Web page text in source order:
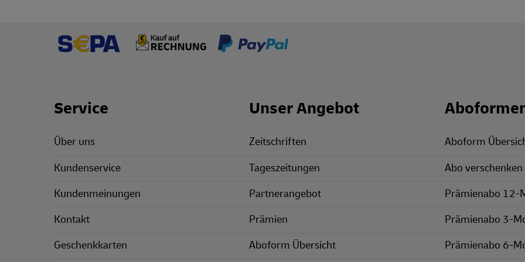
Footer Links
Service
Über uns
Kundenservice
Kundenmeinungen
Kontakt
Geschenkkarten
Unser Angebot
Zeitschriften
Tageszeitungen
Partnerangebot
Prämien
Aboform Übersicht
Aboform
Abo verschenken
Prämienabo 12-
Prämienabo 3-
Prämienabo 6-